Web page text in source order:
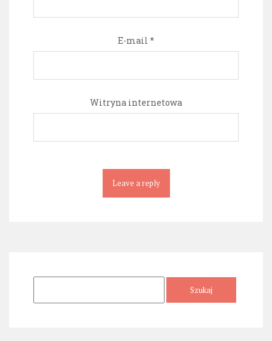
E-mail *
Witryna internetowa